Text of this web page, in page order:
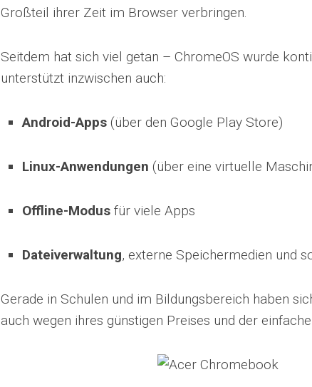
Großteil ihrer Zeit im Browser verbringen.
Seitdem hat sich viel getan – ChromeOS wurde
unterstützt inzwischen auch:
Android-Apps (über den Google Play Store)
Linux-Anwendungen (über eine virtuelle
Offline-Modus für viele Apps
Dateiverwaltung, externe Speichermedien und
Gerade in Schulen und im Bildungsbereich haben
auch wegen ihres günstigen Preises und der